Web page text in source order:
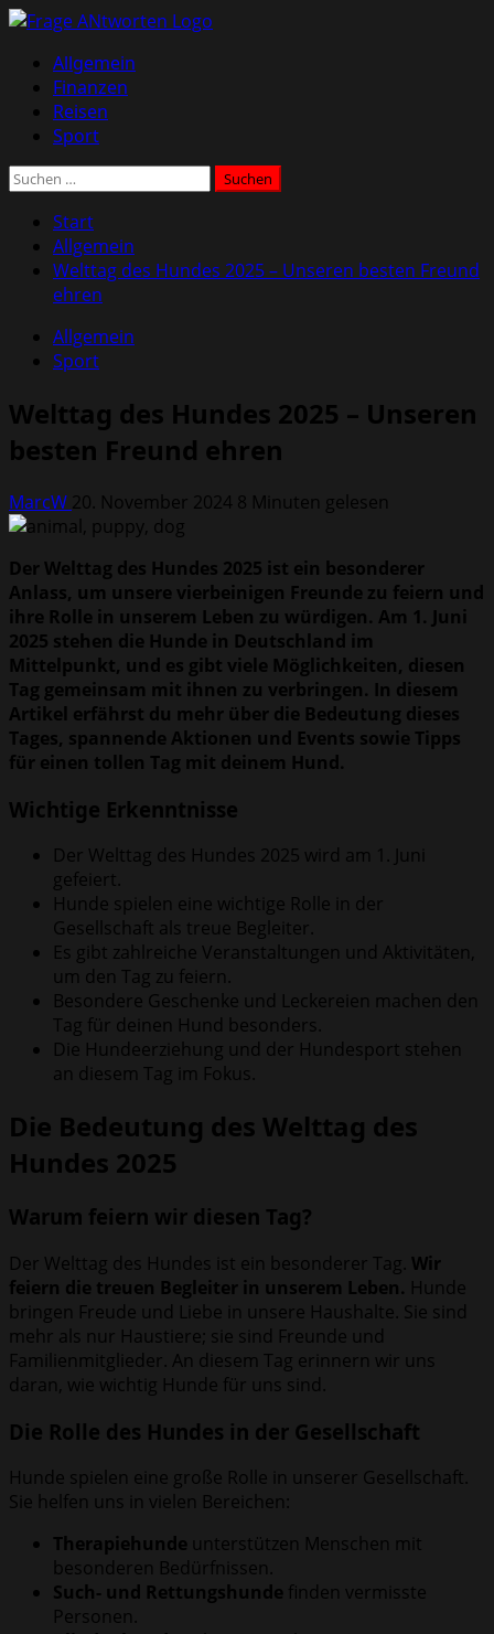
Zum
springen
Primäres
Menü
Allgemein
Finanzen
Reisen
Sport
Suchen
Start
Allgemein
Welttag des Hundes 2025 – Unseren besten Freund
ehren
Allgemein
Sport
Welttag des Hundes 2025 – Unseren
besten Freund ehren
MarcW 20. November 2024 8 Minuten gelesen
Der Welttag des Hundes 2025 ist ein besonderer
Anlass, um unsere vierbeinigen Freunde zu feiern und
ihre Rolle in unserem Leben zu würdigen. Am 1. Juni
2025 stehen die Hunde in Deutschland im
Mittelpunkt, und es gibt viele Möglichkeiten, diesen
Tag gemeinsam mit ihnen zu verbringen. In diesem
Artikel erfährst du mehr über die Bedeutung dieses
Tages, spannende Aktionen und Events sowie Tipps
für einen tollen Tag mit deinem Hund.
Wichtige Erkenntnisse
Der Welttag des Hundes 2025 wird am 1. Juni
gefeiert.
Hunde spielen eine wichtige Rolle in der
Gesellschaft als treue Begleiter.
Es gibt zahlreiche Veranstaltungen und Aktivitäten,
um den Tag zu feiern.
Besondere Geschenke und Leckereien machen den
Tag für deinen Hund besonders.
Die Hundeerziehung und der Hundesport stehen
an diesem Tag im Fokus.
Die Bedeutung des Welttag des
Hundes 2025
Warum feiern wir diesen Tag?
Der Welttag des Hundes ist ein besonderer Tag. Wir
feiern die treuen Begleiter in unserem Leben. Hunde
bringen Freude und Liebe in unsere Haushalte. Sie sind
mehr als nur Haustiere; sie sind Freunde und
Familienmitglieder. An diesem Tag erinnern wir uns
daran, wie wichtig Hunde für uns sind.
Die Rolle des Hundes in der Gesellschaft
Hunde spielen eine große Rolle in unserer Gesellschaft.
Sie helfen uns in vielen Bereichen:
Therapiehunde unterstützen Menschen mit
besonderen Bedürfnissen.
Such- und Rettungshunde finden vermisste
Personen.